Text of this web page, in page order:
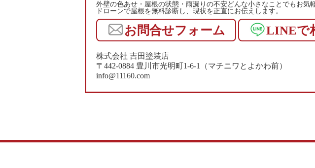
外壁の色あせ・屋根の状態・雨漏りの不安どんな小さなことでもお気
ドローンで屋根を無料診断し、現状を正直にお伝えします。
お問合せフォーム LINEで
株式会社 吉田塗装店
〒442-0884 豊川市光明町1-6-1（マチニワとよかわ前）
info@11160.com